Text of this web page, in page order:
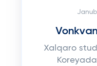
Xalqaro